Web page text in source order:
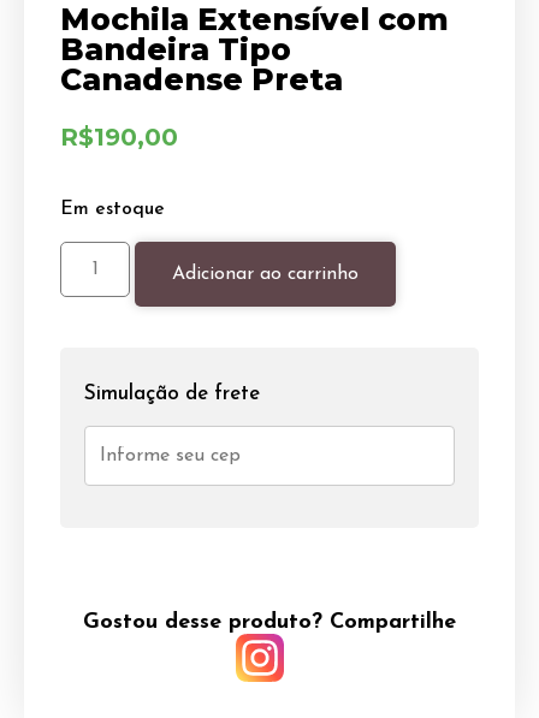
Mochila Extensível com
Bandeira Tipo
Canadense Preta
R$190,00
Em estoque
Adicionar ao carrinho
Simulação de frete
Gostou desse produto? Compartilhe